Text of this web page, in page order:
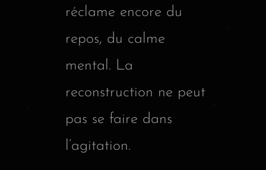
réclame encore du
repos, du calme
mental. La
reconstruction ne peut
pas se faire dans
l’agitation.